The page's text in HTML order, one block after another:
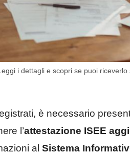
i dettagli e scopri se puoi
è necessario
l’attestazione ISEE
al Sistema